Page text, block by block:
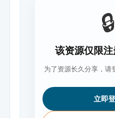
🔒
该资源仅限
为了资源长久分享，请
立即